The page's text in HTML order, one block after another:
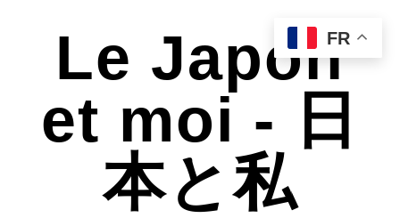
Le Japon
et moi - 日
本と私
FR